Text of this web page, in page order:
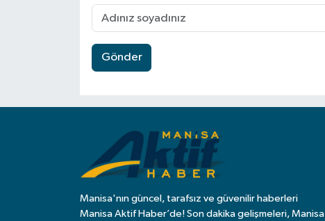
Gönder
Manisa'nın güncel, tarafsız ve güvenilir haberleri
Manisa Aktif Haber’de! Son dakika gelişmeleri, Manisa